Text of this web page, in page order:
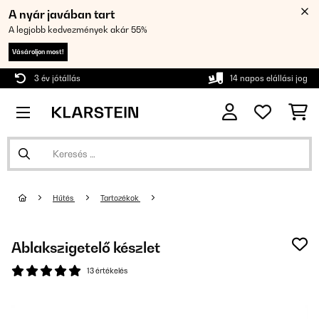
A nyár javában tart
A legjobb kedvezmények akár 55%
Vásároljon most!
3 év jótállás 14 napos elállási jog
Hűtés Tartozékok
Ablakszigetelő készlet
13 értékelés